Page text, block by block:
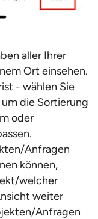
aller Ihrer
Ort einsehen.
- wählen Sie
die Sortierung
oder
Anfragen
können,
welcher
weiter
Anfragen